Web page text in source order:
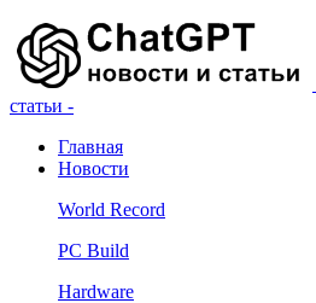
статьи -
Главная
Новости
World Record
PC Build
Hardware